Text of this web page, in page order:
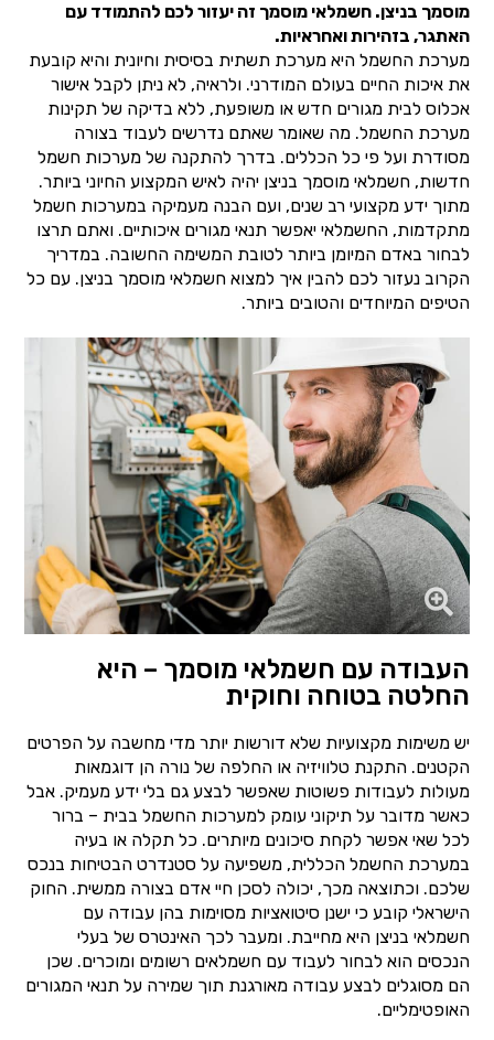
מוסמך בניצן. חשמלאי מוסמך זה יעזור לכם להתמודד עם
האתגר, בזהירות ואחראיות.
מערכת החשמל היא מערכת תשתית בסיסית וחיונית והיא קובעת
את איכות החיים בעולם המודרני. ולראיה, לא ניתן לקבל אישור
אכלוס לבית מגורים חדש או משופעת, ללא בדיקה של תקינות
מערכת החשמל. מה שאומר שאתם נדרשים לעבוד בצורה
מסודרת ועל פי כל הכללים. בדרך להתקנה של מערכות חשמל
חדשות, חשמלאי מוסמך בניצן יהיה לאיש המקצוע החיוני ביותר.
מתוך ידע מקצועי רב שנים, ועם הבנה מעמיקה במערכות חשמל
מתקדמות, החשמלאי יאפשר תנאי מגורים איכותיים. ואתם תרצו
לבחור באדם המיומן ביותר לטובת המשימה החשובה. במדריך
הקרוב נעזור לכם להבין איך למצוא חשמלאי מוסמך בניצן. עם כל
הטיפים המיוחדים והטובים ביותר.
העבודה עם חשמלאי מוסמך – היא
החלטה בטוחה וחוקית
יש משימות מקצועיות שלא דורשות יותר מדי מחשבה על הפרטים
הקטנים. התקנת טלוויזיה או החלפה של נורה הן דוגמאות
מעולות לעבודות פשוטות שאפשר לבצע גם בלי ידע מעמיק. אבל
כאשר מדובר על תיקוני עומק למערכות החשמל בבית – ברור
לכל שאי אפשר לקחת סיכונים מיותרים. כל תקלה או בעיה
במערכת החשמל הכללית, משפיעה על סטנדרט הבטיחות בנכס
שלכם. וכתוצאה מכך, יכולה לסכן חיי אדם בצורה ממשית. החוק
הישראלי קובע כי ישנן סיטואציות מסוימות בהן עבודה עם
חשמלאי בניצן היא מחייבת. ומעבר לכך האינטרס של בעלי
הנכסים הוא לבחור לעבוד עם חשמלאים רשומים ומוכרים. שכן
הם מסוגלים לבצע עבודה מאורגנת תוך שמירה על תנאי המגורים
האופטימליים.